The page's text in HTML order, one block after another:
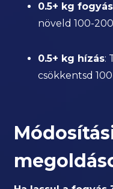
0.5+ kg fogyás
növeld 100-
0.5+ kg hízás:
csökkentsd